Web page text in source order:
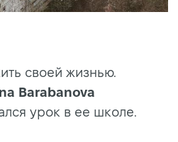
своей жизнью.
Barabanova
урок в ее школе.